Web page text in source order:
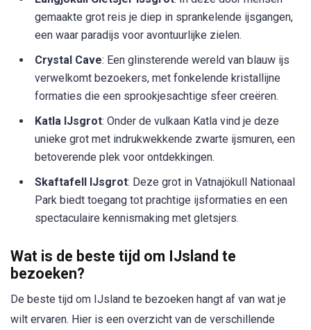
gemaakte grot reis je diep in sprankelende ijsgangen,
een waar paradijs voor avontuurlijke zielen.
Crystal Cave: Een glinsterende wereld van blauw ijs
verwelkomt bezoekers, met fonkelende kristallijne
formaties die een sprookjesachtige sfeer creëren.
Katla IJsgrot: Onder de vulkaan Katla vind je deze
unieke grot met indrukwekkende zwarte ijsmuren, een
betoverende plek voor ontdekkingen.
Skaftafell IJsgrot: Deze grot in Vatnajökull Nationaal
Park biedt toegang tot prachtige ijsformaties en een
spectaculaire kennismaking met gletsjers.
Wat is de beste tijd om IJsland te
bezoeken?
De beste tijd om IJsland te bezoeken hangt af van wat je
wilt ervaren. Hier is een overzicht van de verschillende